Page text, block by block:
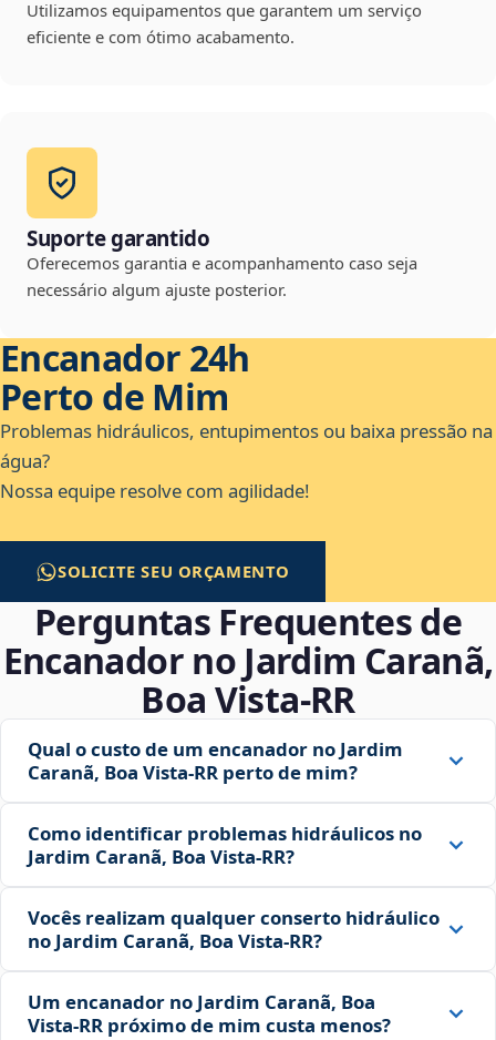
Utilizamos equipamentos que garantem um serviço
eficiente e com ótimo acabamento.
Suporte garantido
Oferecemos garantia e acompanhamento caso seja
necessário algum ajuste posterior.
Encanador 24h
Perto de Mim
Problemas hidráulicos, entupimentos ou baixa pressão na
água?
Nossa equipe resolve com agilidade!
SOLICITE SEU ORÇAMENTO
Perguntas Frequentes de
Encanador no Jardim Caranã,
Boa Vista‑RR
Qual o custo de um encanador no Jardim
Caranã, Boa Vista‑RR perto de mim?
Como identificar problemas hidráulicos no
Jardim Caranã, Boa Vista‑RR?
Vocês realizam qualquer conserto hidráulico
no Jardim Caranã, Boa Vista‑RR?
Um encanador no Jardim Caranã, Boa
Vista‑RR próximo de mim custa menos?